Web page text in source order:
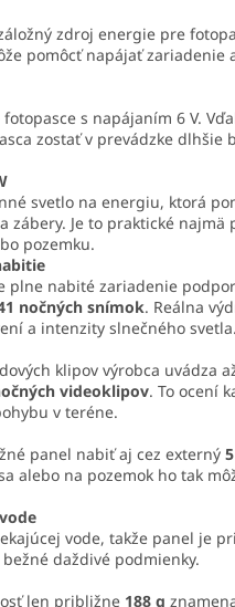
zdroj energie pre
pomôcť napájať zariadenie
s napájaním 6 V.
zostať v prevádzke dlhšie
svetlo na energiu, ktorá
Je to praktické najmä
pozemku.
plne nabité zariadenie
nočných snímok. Reálna
a intenzity slnečného svetla.
klipov výrobca uvádza
videoklipov. To ocení
v teréne.
panel nabiť aj cez externý
alebo na pozemok ho tak
vode, takže panel je
daždivé podmienky.
len približne 188 g